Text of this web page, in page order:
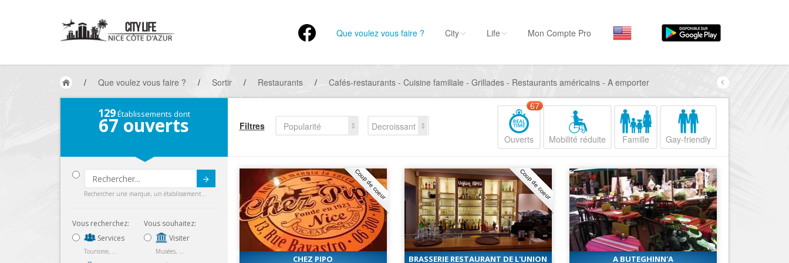
Que voulez vous faire ?
Par activité
Hôtels, ...
Visiter
Sortir
Restaurants, ...
Commerces
Mode, ...
Loisirs
Plages, sports, ...
Par quartiers
Nice Promenade du
Nice le Port
Nice le Vieux Nice
Nice le Coeur de Ville
Nice les Collines Niçoises
Nice le petit Marais Niçois
Nice la plaine du Var
City Life Mon Compte Pro
/ Que voulez vous faire ? / Sortir / Restaurants / Cafés-restaurants - Cuisine familiale - Grillades - Restaurants américains - A emporter
129Établissements dont
67 ouverts
Rechercher une marque, un établissement...
Vous recherchez:
Services
Tourisme, ...
Vous souhaitez:
Visiter
Musées, ...
Filtres Popularité
Decroissant
Ouverts
67
Mobilité réduite Famille Gay-friendly
Coup de coeur
CHEZ PIPO
Coup de coeur
BRASSERIE RESTAURANT DE L'UNION
A BUTEGHINN'A